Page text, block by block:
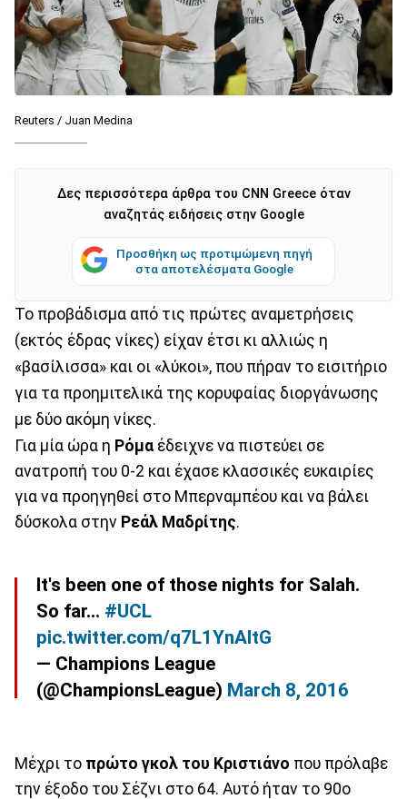
Reuters / Juan Medina
Δες περισσότερα άρθρα του CNN Greece όταν
αναζητάς ειδήσεις στην Google
Προσθήκη ως προτιμώμενη πηγή
στα αποτελέσματα Google
Το προβάδισμα από τις πρώτες αναμετρήσεις
(εκτός έδρας νίκες) είχαν έτσι κι αλλιώς η
«βασίλισσα» και οι «λύκοι», που πήραν το εισιτήριο
για τα προημιτελικά της κορυφαίας διοργάνωσης
με δύο ακόμη νίκες.
Για μία ώρα η Ρόμα έδειχνε να πιστεύει σε
ανατροπή του 0-2 και έχασε κλασσικές ευκαιρίες
για να προηγηθεί στο Μπερναμπέου και να βάλει
δύσκολα στην Ρεάλ Μαδρίτης.
It's been one of those nights for Salah.
So far... #UCL
pic.twitter.com/q7L1YnAItG
— Champions League
(@ChampionsLeague) March 8, 2016
Μέχρι το πρώτο γκολ του Κριστιάνο που πρόλαβε
την έξοδο του Σέζνι στο 64. Αυτό ήταν το 90ο